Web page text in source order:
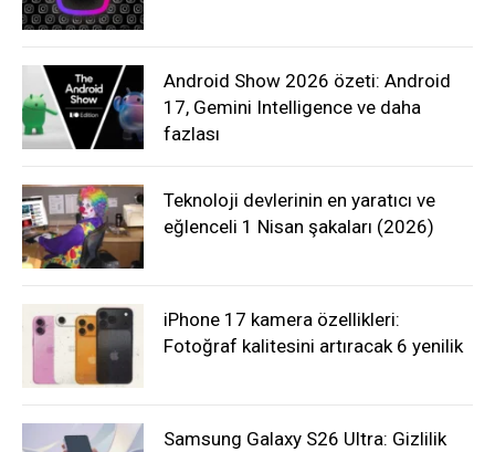
Android Show 2026 özeti: Android
17, Gemini Intelligence ve daha
fazlası
Teknoloji devlerinin en yaratıcı ve
eğlenceli 1 Nisan şakaları (2026)
iPhone 17 kamera özellikleri:
Fotoğraf kalitesini artıracak 6 yenilik
Samsung Galaxy S26 Ultra: Gizlilik